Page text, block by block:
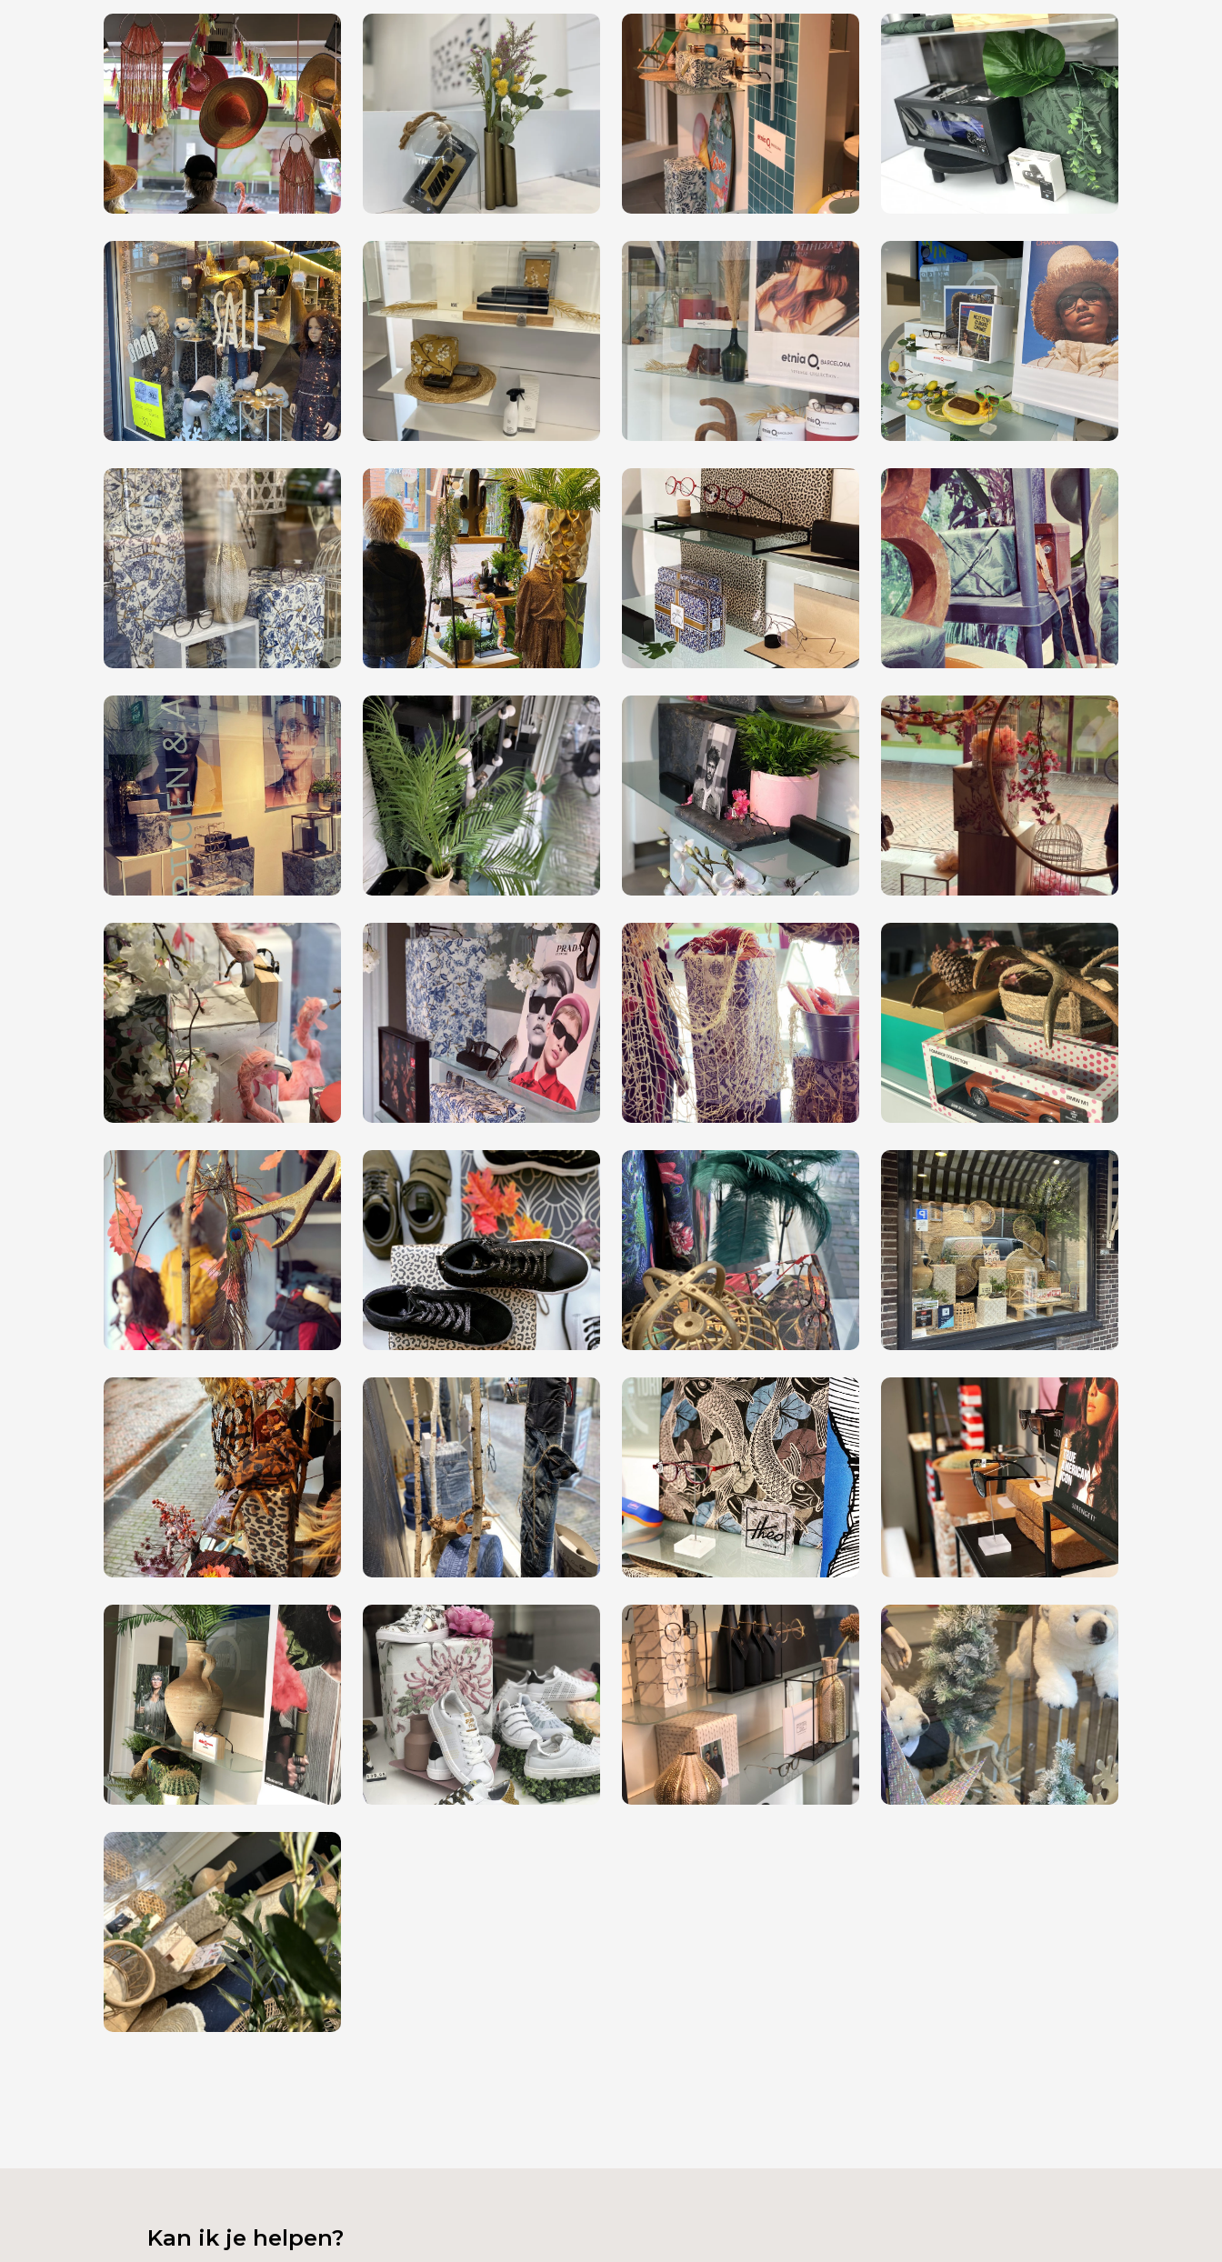
Kan ik je helpen?